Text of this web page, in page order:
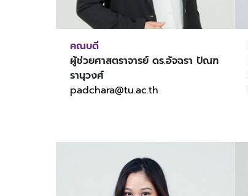
คณบดี
ผู้ช่วยศาสตราจารย์ ดร.อัจฉรา ปัณฑ
รานุวงศ์
padchara@tu.ac.th